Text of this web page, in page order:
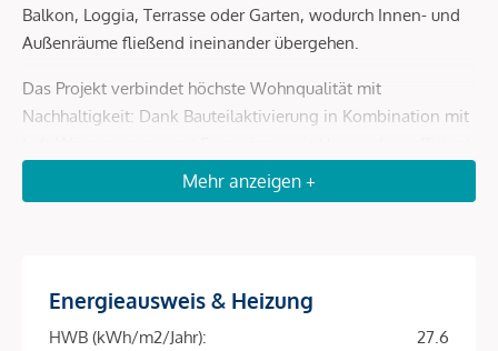
Balkon, Loggia, Terrasse oder Garten, wodurch Innen- und
Außenräume fließend ineinander übergehen.
Das Projekt verbindet höchste Wohnqualität mit
Nachhaltigkeit: Dank Bauteilaktivierung in Kombination mit
geheizt und gekühlt. Eine Photovoltaikanlage am Dach
senkt die Betriebskosten und macht das Objekt zu einer
Projekt-Highlights
Top-Lage im 9. Bezirk – ruhige Wohnstraße mit
Mehr anzeigen +
Energieausweis & Heizung
HWB (kWh/m2/Jahr):
27.6